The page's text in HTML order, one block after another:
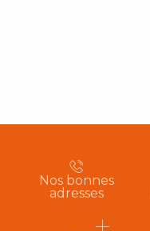
Nos bonnes
adresses